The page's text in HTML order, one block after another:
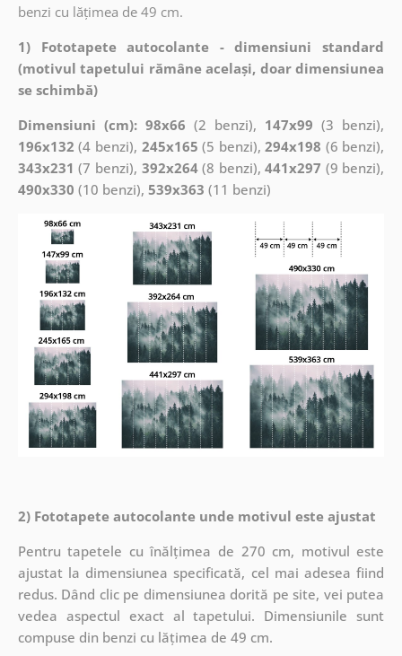
benzi cu lățimea de 49 cm.
1) Fototapete autocolante - dimensiuni standard
(motivul tapetului rămâne același, doar dimensiunea
se schimbă)
Dimensiuni (cm): 98x66 (2 benzi), 147x99 (3 benzi),
196x132 (4 benzi), 245x165 (5 benzi),294x198 (6 benzi),
343x231 (7 benzi), 392x264(8 benzi),441x297 (9 benzi),
490x330 (10 benzi), 539x363 (11 benzi)
2) Fototapete autocolante unde motivul este ajustat
Pentru tapetele cu înălțimea de 270 cm, motivul este
ajustat la dimensiunea specificată, cel mai adesea fiind
redus. Dând clic pe dimensiunea dorită pe site, vei putea
vedea aspectul exact al tapetului. Dimensiunile sunt
compuse din benzi cu lățimea de 49 cm.